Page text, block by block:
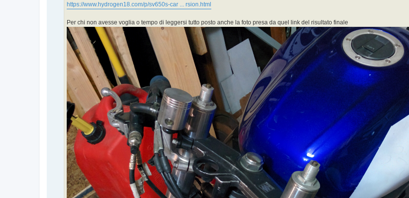
https://www.hydrogen18.com/p/sv650s-car ... rsion.html
Per chi non avesse voglia o tempo di leggersi tutto posto anche la foto presa da quel link del risultato finale